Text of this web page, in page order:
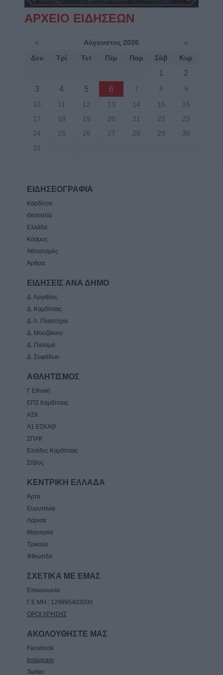
ΑΡΧΕΙΟ ΕΙΔΗΣΕΩΝ
« Αύγουστος 2026 »
Δευ Τρί Τετ Πέμ Παρ Σάβ Κυρ
1
2
3
4 5 6 7 8
9
10
11 12 13 14 15
16
17
18 19 20 21 22
23
24
25 26 27 28 29
30
31
ΕΙΔΗΣΕΟΓΡΑΦΙΑ
Καρδίτσα
Θεσσαλία
Ελλάδα
Κόσμος
Αθλητισμός
Άρθρα
ΕΙΔΗΣΕΙΣ ΑΝΑ ΔΗΜΟ
Δ. Αργιθέας
Δ. Καρδίτσας
Δ. Λ. Πλαστήρα
Δ. Μουζάκιου
Δ. Παλαμά
Δ. Σοφάδων
ΑΘΛΗΤΙΣΜΟΣ
Γ Εθνική
ΕΠΣ Καρδίτσας
ΑΣΚ
Α1 ΕΣΚΑΘ
ΣΠΑΚ
Ελπίδες Καρδίτσας
Στίβος
ΚΕΝΤΡΙΚΗ ΕΛΛΑΔΑ
Άρτα
Ευρυτανία
Λάρισα
Μαγνησία
Τρίκαλα
Φθιώτιδα
ΣΧΕΤΙΚΑ ΜΕ ΕΜΑΣ
Επικοινωνία
Γ.Ε.ΜΗ.: 129895403000
ΟΡΟΙ ΧΡΗΣΗΣ
ΑΚΟΛΟΥΘΗΣΤΕ ΜΑΣ
Facebook
Instagram
Twitter